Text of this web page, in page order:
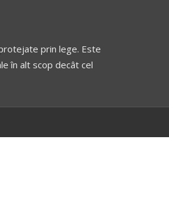
prin lege. Este
în alt scop decât cel